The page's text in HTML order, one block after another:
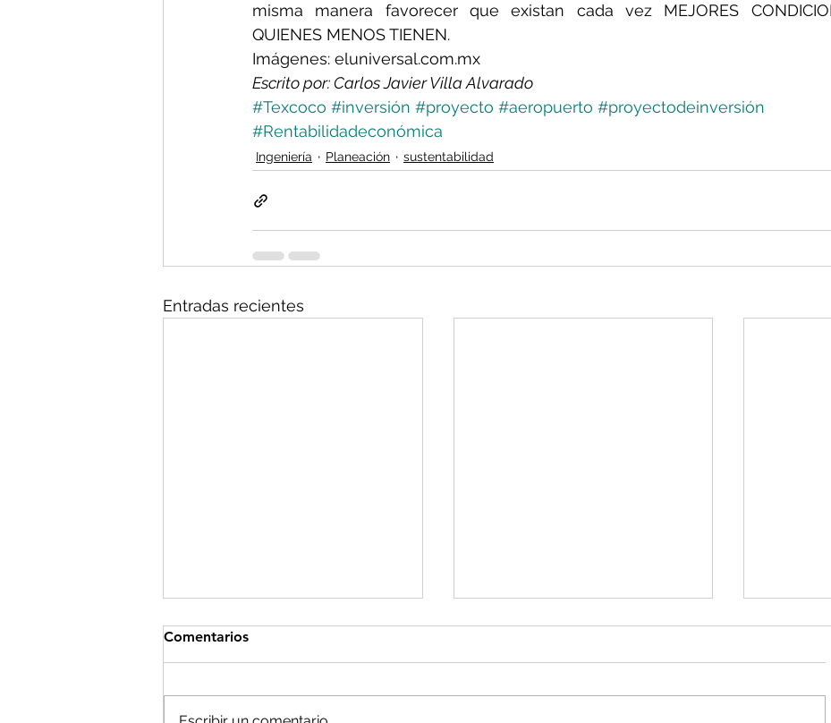
misma manera favorecer que existan cada vez MEJORES
QUIENES MENOS TIENEN.
Imágenes: eluniversal.com.mx
Escrito por: Carlos Javier Villa Alvarado
#Texcoco #inversión #proyecto #aeropuerto #proyectodeinversión
#Rentabilidadeconómica
Ingeniería Planeación sustentabilidad
Entradas recientes
Comentarios